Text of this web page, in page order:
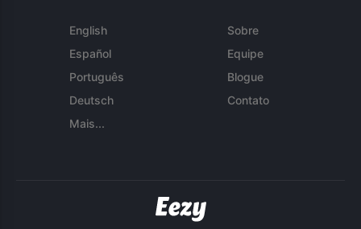
English
Español
Português
Deutsch
Mais...
Sobre
Equipe
Blogue
Contato